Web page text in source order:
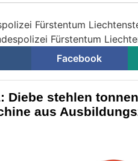
Fürstentum
Fürstentum
Facebook
Diebe stehlen
aus